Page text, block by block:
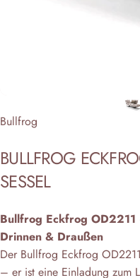
Anbieter:
Bullfrog
BULLFROG
SESSEL
Bullfrog Eckfrog
Drinnen & Draußen
Der Bullfrog Eckfrog
– er ist eine Einladung zum